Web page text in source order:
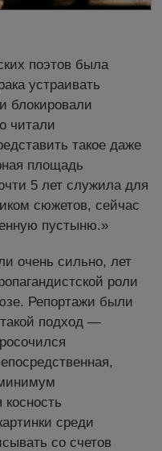
поэтов была
устраивать
блокировали
читали
такое даже
площадь
5 лет служила для
сюжетов, сейчас
пустыню.»
очень сильно, лет
роли
Репортажи были
подход —
среди
со счетов